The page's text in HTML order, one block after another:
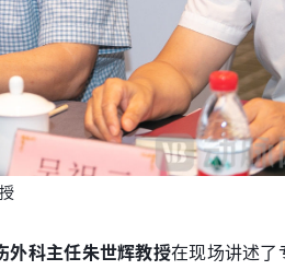
外科主任朱世辉教授在现场讲述了